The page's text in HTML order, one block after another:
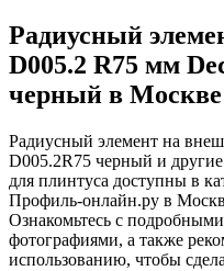
Радиусный
D005.2 R75 мм
черный в Москве
Радиусный элемент на
D005.2R75 черный и
для плинтуса доступны в
Профиль-онлайн.ру в
Ознакомьтесь с
фотографиями, а также
использованию, чтобы